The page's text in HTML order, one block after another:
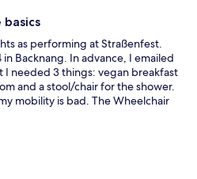
basics
as performing at Straßenfest.
Backnang. In advance, I emailed
I needed 3 things: vegan breakfast
and a stool/chair for the shower.
mobility is bad. The Wheelchair